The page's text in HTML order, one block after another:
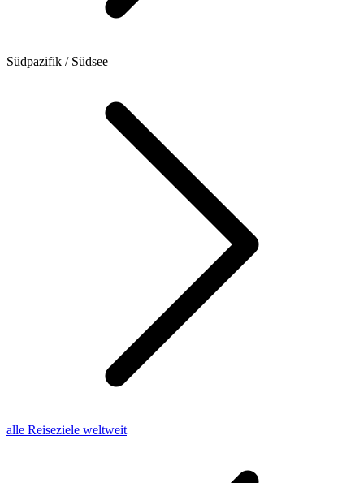
Südpazifik / Südsee
alle Reiseziele weltweit